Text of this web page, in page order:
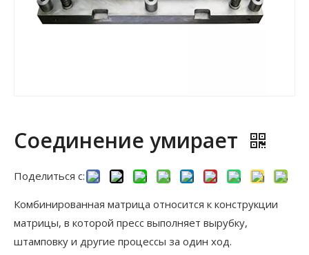
Соединение умирает
Поделиться с:
Комбинированная матрица относится к конструкции
матрицы, в которой пресс выполняет вырубку,
штамповку и другие процессы за один ход.